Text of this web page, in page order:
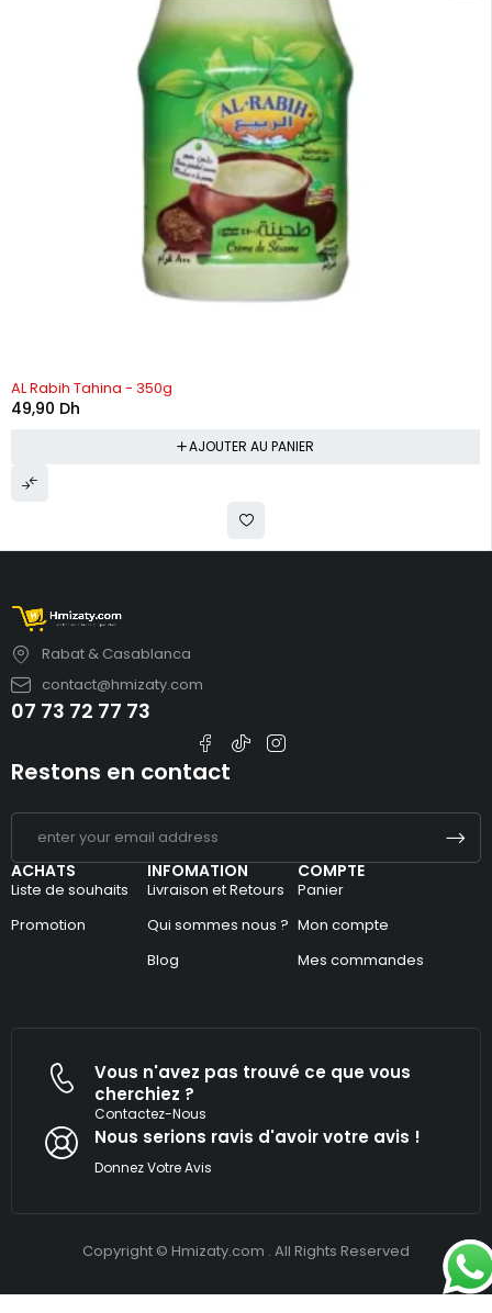
AL Rabih Tahina - 350g
49,90 Dh
AJOUTER AU PANIER
Rabat & Casablanca
contact@hmizaty.com
07 73 72 77 73
ACHATS
Liste de souhaits
Promotion
INFOMATION
Livraison et Retours
Qui sommes nous ?
Blog
COMPTE
Panier
Mon compte
Mes commandes
Restons en contact
Vous n'avez pas trouvé ce que vous
cherchiez ?
Contactez-Nous
Nous serions ravis d'avoir votre avis !​
Donnez Votre Avis
Copyright © Hmizaty.com . All Rights Reserved